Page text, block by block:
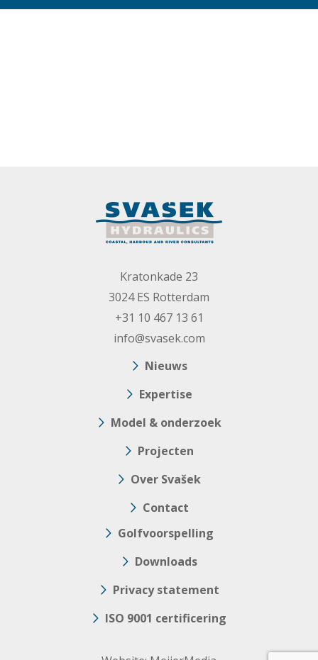
Kratonkade 23
3024 ES Rotterdam
+31 10 467 13 61
info@svasek.com
Nieuws
Expertise
Model & onderzoek
Projecten
Over Svašek
Contact
Golfvoorspelling
Downloads
Privacy statement
ISO 9001 certificering